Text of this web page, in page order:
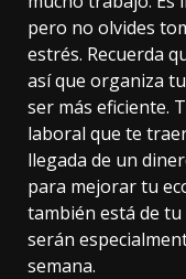
pero no olvides
estrés. Recuerda
así que organiza
ser más eficiente.
laboral que te
llegada de un
para mejorar tu
también está de
serán
semana.